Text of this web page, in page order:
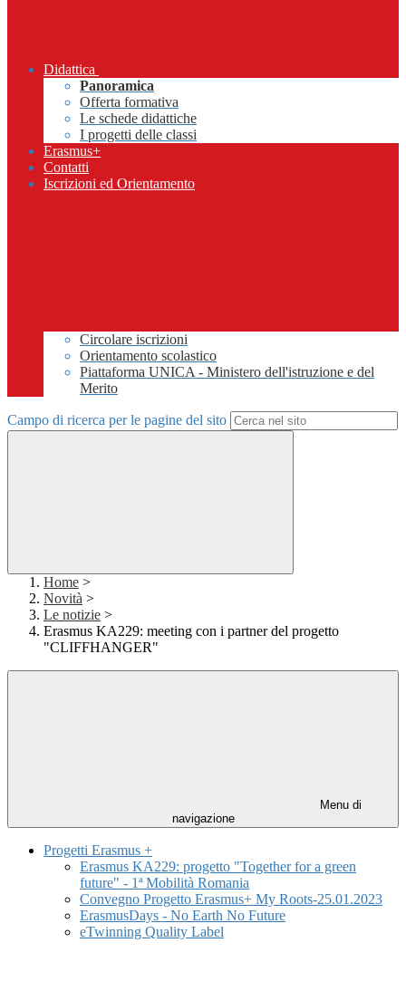
Didattica
Panoramica
Offerta formativa
Le schede didattiche
I progetti delle classi
Erasmus+
Contatti
Iscrizioni ed Orientamento
Circolare iscrizioni
Orientamento scolastico
Piattaforma UNICA - Ministero dell'istruzione e del
Merito
Campo di ricerca per le pagine del sito
Home >
Novità >
Le notizie >
Erasmus KA229: meeting con i partner del progetto
"CLIFFHANGER"
Menu di
navigazione
Progetti Erasmus +
Erasmus KA229: progetto "Together for a green
future" - 1ª Mobilità Romania
Convegno Progetto Erasmus+ My Roots-25.01.2023
ErasmusDays - No Earth No Future
eTwinning Quality Label